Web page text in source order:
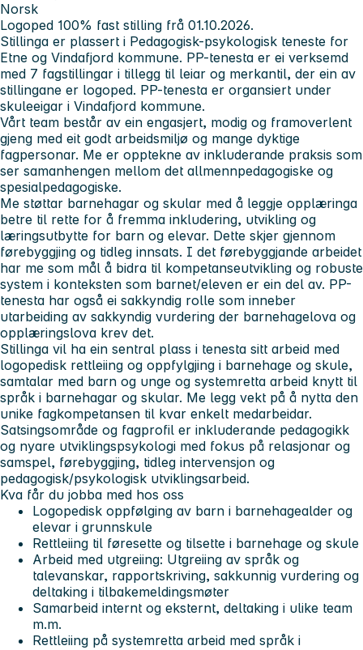
Norsk
Logoped 100% fast stilling frå 01.10.2026.
Stillinga er plassert i Pedagogisk-psykologisk teneste for
Etne og Vindafjord kommune. PP-tenesta er ei verksemd
med 7 fagstillingar i tillegg til leiar og merkantil, der ein av
stillingane er logoped. PP-tenesta er organsiert under
skuleeigar i Vindafjord kommune.
Vårt team består av ein engasjert, modig og framoverlent
gjeng med eit godt arbeidsmiljø og mange dyktige
fagpersonar. Me er opptekne av inkluderande praksis som
ser samanhengen mellom det allmennpedagogiske og
spesialpedagogiske.
Me støttar barnehagar og skular med å leggje opplæringa
betre til rette for å fremma inkludering, utvikling og
læringsutbytte for barn og elevar. Dette skjer gjennom
førebyggjing og tidleg innsats. I det førebyggjande arbeidet
har me som mål å bidra til kompetanseutvikling og robuste
system i konteksten som barnet/eleven er ein del av. PP-
tenesta har også ei sakkyndig rolle som inneber
utarbeiding av sakkyndig vurdering der barnehagelova og
opplæringslova krev det.
Stillinga vil ha ein sentral plass i tenesta sitt arbeid med
logopedisk rettleiing og oppfylgjing i barnehage og skule,
samtalar med barn og unge og systemretta arbeid knytt til
språk i barnehagar og skular. Me legg vekt på å nytta den
unike fagkompetansen til kvar enkelt medarbeidar.
Satsingsområde og fagprofil er inkluderande pedagogikk
og nyare utviklingspsykologi med fokus på relasjonar og
samspel, førebyggjing, tidleg intervensjon og
pedagogisk/psykologisk utviklingsarbeid.
Kva får du jobba med hos oss
Logopedisk oppfølging av barn i barnehagealder og
elevar i grunnskule
Rettleiing til føresette og tilsette i barnehage og skule
Arbeid med utgreiing: Utgreiing av språk og
talevanskar, rapportskriving, sakkunnig vurdering og
deltaking i tilbakemeldingsmøter
Samarbeid internt og eksternt, deltaking i ulike team
m.m.
Rettleiing på systemretta arbeid med språk i